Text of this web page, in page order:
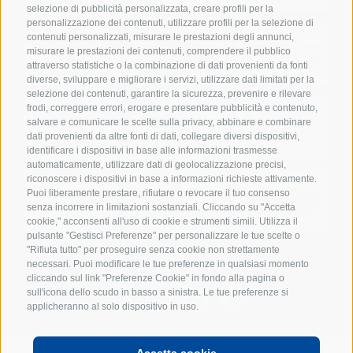
selezione di pubblicità personalizzata, creare profili per la
personalizzazione dei contenuti, utilizzare profili per la selezione di
contenuti personalizzati, misurare le prestazioni degli annunci,
misurare le prestazioni dei contenuti, comprendere il pubblico
attraverso statistiche o la combinazione di dati provenienti da fonti
diverse, sviluppare e migliorare i servizi, utilizzare dati limitati per la
selezione dei contenuti, garantire la sicurezza, prevenire e rilevare
frodi, correggere errori, erogare e presentare pubblicità e contenuto,
salvare e comunicare le scelte sulla privacy, abbinare e combinare
dati provenienti da altre fonti di dati, collegare diversi dispositivi,
identificare i dispositivi in base alle informazioni trasmesse
automaticamente, utilizzare dati di geolocalizzazione precisi,
riconoscere i dispositivi in base a informazioni richieste attivamente.
Puoi liberamente prestare, rifiutare o revocare il tuo consenso
senza incorrere in limitazioni sostanziali. Cliccando su "Accetta
cookie," acconsenti all'uso di cookie e strumenti simili. Utilizza il
pulsante "Gestisci Preferenze" per personalizzare le tue scelte o
"Rifiuta tutto" per proseguire senza cookie non strettamente
necessari. Puoi modificare le tue preferenze in qualsiasi momento
cliccando sul link "Preferenze Cookie" in fondo alla pagina o
sull'icona dello scudo in basso a sinistra. Le tue preferenze si
applicheranno al solo dispositivo in uso.